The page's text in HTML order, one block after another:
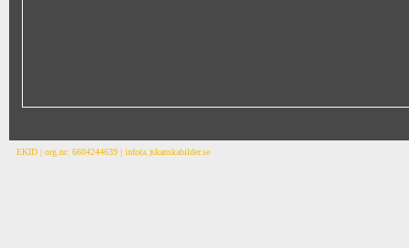
EKID | org.nr: 6604244639 | info(a.)skanskabilder.se